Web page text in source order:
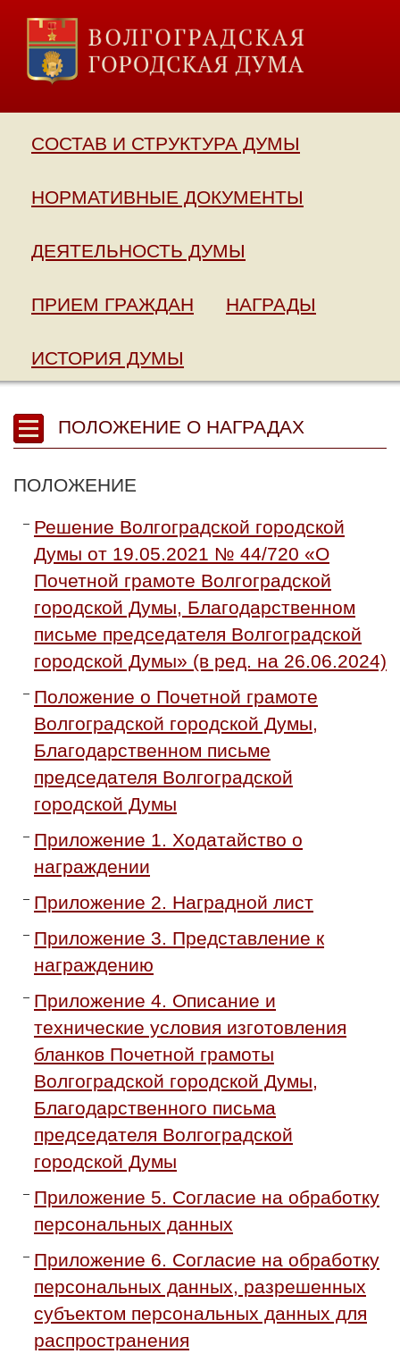
СОСТАВ И СТРУКТУРА ДУМЫ
НОРМАТИВНЫЕ ДОКУМЕНТЫ
ДЕЯТЕЛЬНОСТЬ ДУМЫ
ПРИЕМ ГРАЖДАН НАГРАДЫ
ИСТОРИЯ ДУМЫ
ПОЛОЖЕНИЕ О НАГРАДАХ
ПОЛОЖЕНИЕ
Решение Волгоградской городской
Думы от 19.05.2021 № 44/720 «О
Почетной грамоте Волгоградской
городской Думы, Благодарственном
письме председателя Волгоградской
городской Думы» (в ред. на 26.06.2024)
Положение о Почетной грамоте
Волгоградской городской Думы,
Благодарственном письме
председателя Волгоградской
городской Думы
Приложение 1. Ходатайство о
награждении
Приложение 2. Наградной лист
Приложение 3. Представление к
награждению
Приложение 4. Описание и
технические условия изготовления
бланков Почетной грамоты
Волгоградской городской Думы,
Благодарственного письма
председателя Волгоградской
городской Думы
Приложение 5. Согласие на обработку
персональных данных
Приложение 6. Согласие на обработку
персональных данных, разрешенных
субъектом персональных данных для
распространения